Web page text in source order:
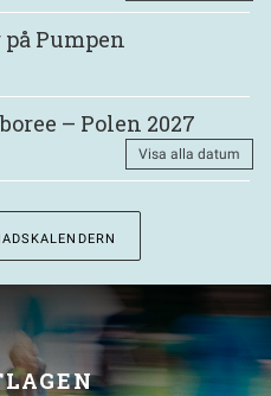
Pumpen
– Polen 2027
Visa alla datum